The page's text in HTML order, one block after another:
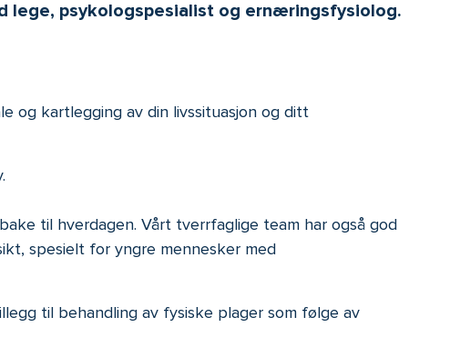
lege, psykologspesialist og ernæringsfysiolog.
og kartlegging av din livssituasjon og ditt
til hverdagen. Vårt tverrfaglige team har også god
spesielt for yngre mennesker med
til behandling av fysiske plager som følge av